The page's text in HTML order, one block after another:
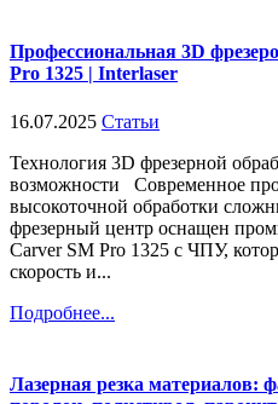
Профессиональная 3D
Pro 1325 | Interlaser
16.07.2025 Статьи
Технология 3D фрезерной
возможности Современное
высокоточной обработки
фрезерный центр оснащен
Carver SM Pro 1325 с ЧПУ,
скорость и...
Подробнее...
Лазерная резка материалов: